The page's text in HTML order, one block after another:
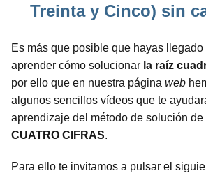
Treinta y Cinco) sin
Es más que posible que hayas
aprender cómo solucionar la raíz
por ello que en nuestra página web
algunos sencillos vídeos que te
aprendizaje del método de solución de
CUATRO CIFRAS.
Para ello te invitamos a pulsar el